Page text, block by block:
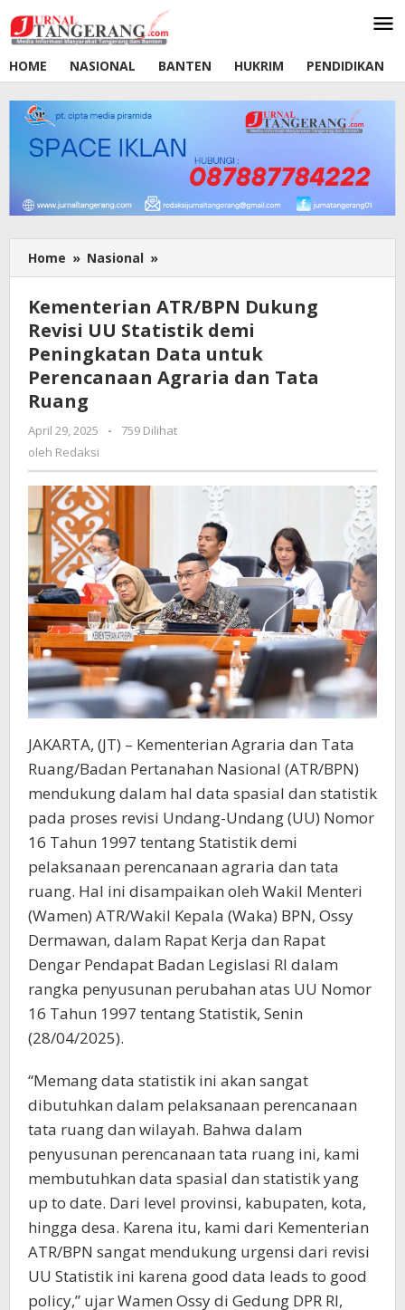
ke
konten
HOME
NASIONAL BANTEN HUKRIM PENDIDIKAN
Home » Nasional »
ATR/BPN
Revisi
UU
Statistik
demi
Peningkatan
untuk
Agraria
Ruang
Kementerian ATR/BPN Dukung
Revisi UU Statistik demi
Peningkatan Data untuk
Perencanaan Agraria dan Tata
Ruang
April 29, 2025
oleh
-
759 Dilihat
oleh Redaksi
JAKARTA, (JT) – Kementerian Agraria dan Tata
Ruang/Badan Pertanahan Nasional (ATR/BPN)
mendukung dalam hal data spasial dan statistik
pada proses revisi Undang-Undang (UU) Nomor
16 Tahun 1997 tentang Statistik demi
pelaksanaan perencanaan agraria dan tata
ruang. Hal ini disampaikan oleh Wakil Menteri
(Wamen) ATR/Wakil Kepala (Waka) BPN, Ossy
Dermawan, dalam Rapat Kerja dan Rapat
Dengar Pendapat Badan Legislasi RI dalam
rangka penyusunan perubahan atas UU Nomor
16 Tahun 1997 tentang Statistik, Senin
(28/04/2025).
“Memang data statistik ini akan sangat
dibutuhkan dalam pelaksanaan perencanaan
tata ruang dan wilayah. Bahwa dalam
penyusunan perencanaan tata ruang ini, kami
membutuhkan data spasial dan statistik yang
up to date. Dari level provinsi, kabupaten, kota,
hingga desa. Karena itu, kami dari Kementerian
ATR/BPN sangat mendukung urgensi dari revisi
UU Statistik ini karena good data leads to good
policy,” ujar Wamen Ossy di Gedung DPR RI,